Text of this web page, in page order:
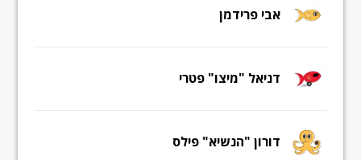
אבי פרידמן
דניאל "מיצו" פטרי
דורון "הנשיא" פילס